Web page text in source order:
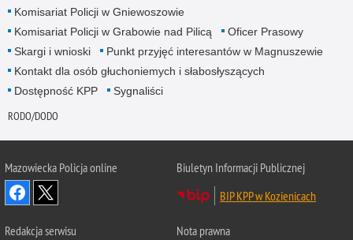
Komisariat Policji w Gniewoszowie
Komisariat Policji w Grabowie nad Pilicą
Oficer Prasowy
Skargi i wnioski
Punkt przyjęć interesantów w Magnuszewie
Kontakt dla osób głuchoniemych i słabosłyszących
Dostępność KPP
Sygnaliści
RODO/DODO
Mazowiecka Policja online
Biuletyn Informacji Publicznej
BIP KPP w Kozienicach
Redakcja serwisu
Nota prawna